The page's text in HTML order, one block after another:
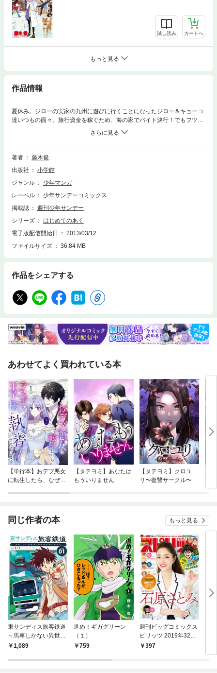
試し読み カートへ
もっと見る
作品情報
夏休み。ジローの実家の九州に遊びに行くことになったジロー＆キョーコ
達いつもの面々。旅行資金を稼ぐため、海の家でバイト決行！でもフツ―
にやっても面白くない！というわけで、男子の提案でキョーコ、ユキ、ア
キらがスク水コスで接客することに…！？本誌連載時大反響の海の家バイ
ト編完全収録！さらに九州旅行では、ジローとキョーコに驚きの展開
が…！？
著者
藤木俊
出版社
小学館
ジャンル
少年マンガ
レーベル
少年サンデーコミックス
掲載誌
週刊少年サンデー
シリーズ
はじめてのあく
電子版配信開始日
2013/03/12
ファイルサイズ
36.84 MB
作品をシェアする
あわせてよく買われている本
【単行本】おデブ悪女
に転生したら、なぜか
【タテヨミ】あなたは
もういりません
【タテヨミ】クロユ
リ〜復讐サークル〜
バ
今
同じ作者の本 もっと見る
東サンディス旅客鉄道
～馬車しかない異世界
で鉄道会社はじめます
1,089
進め！ギガグリーン
（１）
759
週刊ビッグコミックス
ピリッツ 2019年32号
（2019年7月8日発
397
だ